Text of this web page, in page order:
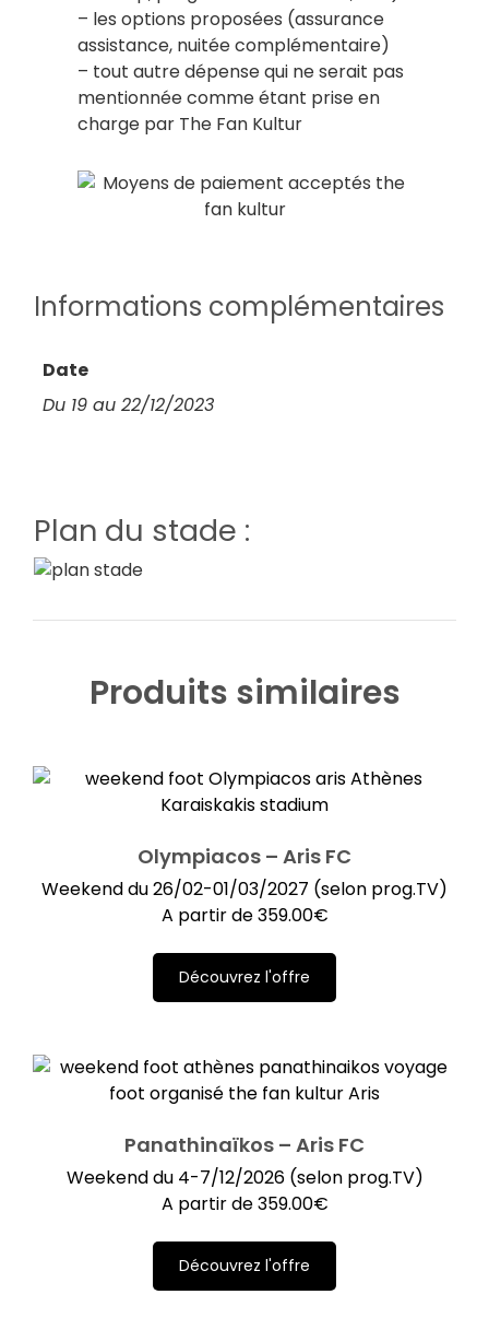
– les options proposées (assurance
assistance, nuitée complémentaire)
– tout autre dépense qui ne serait pas
mentionnée comme étant prise en
charge par The Fan Kultur
Informations complémentaires
Date
Du 19 au 22/12/2023
Plan du stade :
Produits similaires
Olympiacos – Aris FC
Weekend du 26/02-01/03/2027 (selon prog.TV)
A partir de359.00€
Découvrez l'offre
Panathinaïkos – Aris FC
Weekend du 4-7/12/2026 (selon prog.TV)
A partir de359.00€
Découvrez l'offre